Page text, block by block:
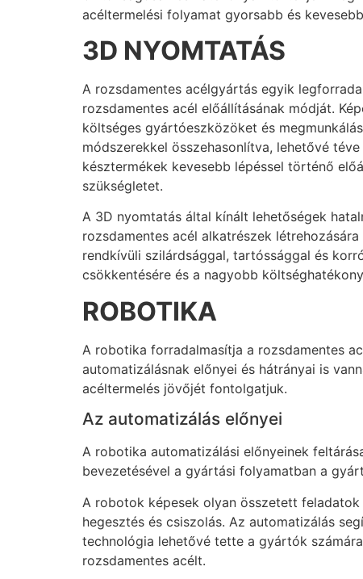
acéltermelési folyamat gyorsabb és
3D NYOMTATÁS
A rozsdamentes acélgyártás egyik
rozsdamentes acél előállításának módját.
költséges gyártóeszközöket és
módszerekkel összehasonlítva, lehetővé
késztermékek kevesebb lépéssel történő
szükségletet.
A 3D nyomtatás által kínált lehetőségek
rozsdamentes acél alkatrészek
rendkívüli szilárdsággal, tartóssággal és
csökkentésére és a nagyobb
ROBOTIKA
A robotika forradalmasítja a rozsdamentes
automatizálásnak előnyei és hátrányai is
acéltermelés jövőjét fontolgatjuk.
Az automatizálás előnyei
A robotika automatizálási előnyeinek
bevezetésével a gyártási folyamatban a
A robotok képesek olyan összetett
hegesztés és csiszolás. Az automatizálás
technológia lehetővé tette a gyártók
rozsdamentes acélt.